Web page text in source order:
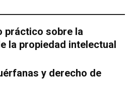
práctico sobre la
la propiedad intelectual
y derecho de